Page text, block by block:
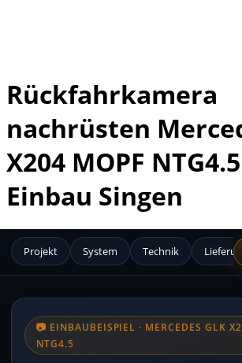
Rückfahrkamera
nachrüsten
X204 MOPF
Einbau Singen
Projekt System Technik
📷 EINBAUBEISPIEL · MERCEDES GLK
NTG4.5